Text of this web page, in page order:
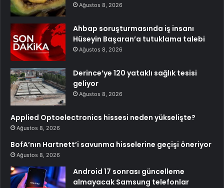
Ağustos 8, 2026
Ahbap soruşturmasında iş insanı
Hüseyin Başaran’a tutuklama talebi
Ağustos 8, 2026
Derince’ye 120 yataklı sağlık tesisi
geliyor
Ağustos 8, 2026
Applied Optoelectronics hissesi neden yükselişte?
Ağustos 8, 2026
BofA’nın Hartnett’i savunma hisselerine geçişi öneriyor
Ağustos 8, 2026
Android 17 sonrası güncelleme
almayacak Samsung telefonlar